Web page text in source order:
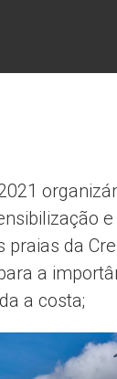
praias da
a
a costa;